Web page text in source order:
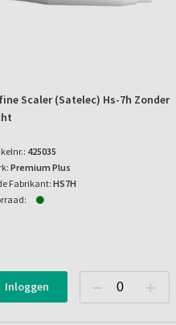
Scaler (satelec) Hs-7h Zonder
425035
Premium Plus
Fabrikant: HS7H
Inloggen